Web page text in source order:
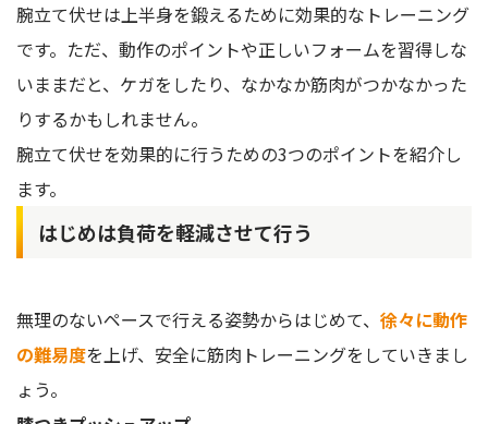
腕立て伏せは上半身を鍛えるために効果的なトレーニング
です。ただ、動作のポイントや正しいフォームを習得しな
いままだと、ケガをしたり、なかなか筋肉がつかなかった
りするかもしれません。
腕立て伏せを効果的に行うための3つのポイントを紹介し
ます。
はじめは負荷を軽減させて行う
無理のないペースで行える姿勢からはじめて、 徐々に動作
の難易度を上げ、安全に筋肉トレーニングをしていきまし
ょう。